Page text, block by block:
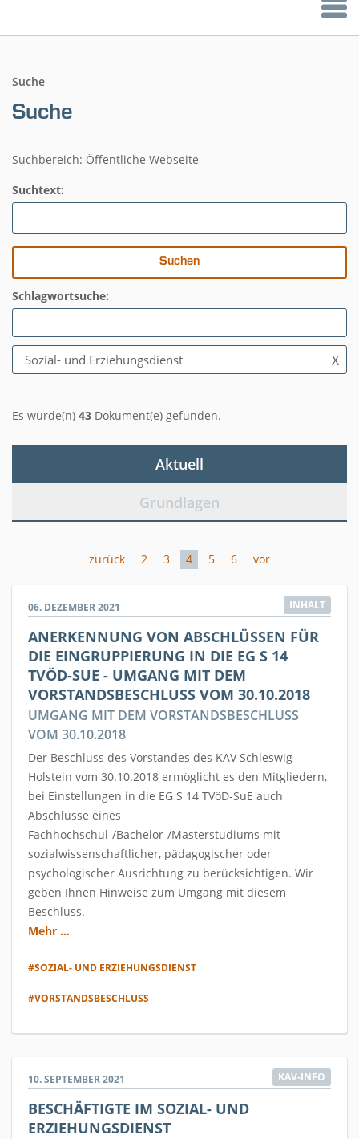
Suche
Suche
Suchbereich: Öffentliche Webseite
Suchtext:
Schlagwortsuche:
Sozial- und Erziehungsdienst X
Es wurde(n) 43 Dokument(e) gefunden.
Aktuell
Grundlagen
zurück 2 3 4 5 6 vor
06. DEZEMBER 2021 INHALT
ANERKENNUNG VON ABSCHLÜSSEN FÜR
DIE EINGRUPPIERUNG IN DIE EG S 14
TVÖD-SUE - UMGANG MIT DEM
VORSTANDSBESCHLUSS VOM 30.10.2018
UMGANG MIT DEM VORSTANDSBESCHLUSS
VOM 30.10.2018
Der Beschluss des Vorstandes des KAV Schleswig-
Holstein vom 30.10.2018 ermöglicht es den Mitgliedern,
bei Einstellungen in die EG S 14 TVöD-SuE auch
Abschlüsse eines
Fachhochschul-/Bachelor-/Masterstudiums mit
sozialwissenschaftlicher, pädagogischer oder
psychologischer Ausrichtung zu berücksichtigen. Wir
geben Ihnen Hinweise zum Umgang mit diesem
Beschluss.
Mehr ...
#SOZIAL- UND ERZIEHUNGSDIENST
#VORSTANDSBESCHLUSS
10. SEPTEMBER 2021 KAV-INFO
BESCHÄFTIGTE IM SOZIAL- UND
ERZIEHUNGSDIENST